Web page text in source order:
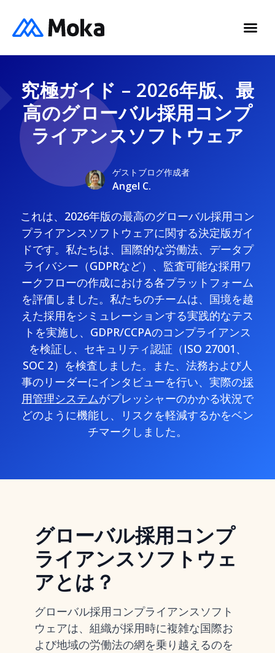
究極ガイド – 2026年版、最
高のグローバル採用コンプ
ライアンスソフトウェア
ゲストブログ作成者
Angel C.
これは、2026年版の最高のグローバル採用コン
プライアンスソフトウェアに関する決定版ガイ
ドです。私たちは、国際的な労働法、データプ
ライバシー（GDPRなど）、監査可能な採用ワ
ークフローの作成における各プラットフォーム
を評価しました。私たちのチームは、国境を越
えた採用をシミュレーションする実践的なテス
トを実施し、GDPR/CCPAのコンプライアンス
を検証し、セキュリティ認証（ISO 27001、
SOC 2）を検査しました。また、法務および人
事のリーダーにインタビューを行い、実際の採
用管理システムがプレッシャーのかかる状況で
どのように機能し、リスクを軽減するかをベン
チマークしました。
グローバル採用コンプ
ライアンスソフトウェ
アとは？
グローバル採用コンプライアンスソフト
ウェアは、組織が採用時に複雑な国際お
よび地域の労働法の網を乗り越えるのを